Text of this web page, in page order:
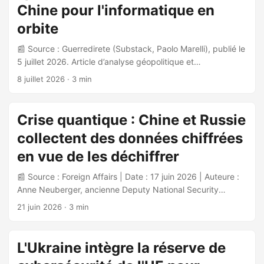
groupe Turla. Le cyberécosystème russe dénoncé englobe
: ...
Chine pour l'informatique en
orbite
📰 Source : Guerredirete (Substack, Paolo Marelli), publié le
5 juillet 2026. Article d’analyse géopolitique et
technologique sur l’émergence des infrastructures de calcul
(415 TWh en 2024), une part amenée à doubler d’ici 2030
selon l’Agence Internationale de l’Énergie, principalement
sous l’effet de l’IA générative. Face à la saturation des
réseaux électriques terrestres, gouvernements et
entreprises technologiques se tournent vers l’espace. ...
8 juillet 2026 · 3 min
Crise quantique : Chine et Russie
collectent des données chiffrées
en vue de les déchiffrer
📰 Source : Foreign Affairs | Date : 17 juin 2026 | Auteure :
Anne Neuberger, ancienne Deputy National Security
Adviser (2021-2025), désormais General Partner chez a16z
les technologies quantiques pour la sécurité nationale, en
particulier la capacité future à casser les algorithmes de
21 juin 2026 · 3 min
L'Ukraine intègre la réserve de